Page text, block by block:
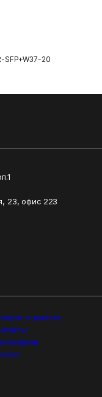
SFP+W37-20
23, офис 223
и ремонт